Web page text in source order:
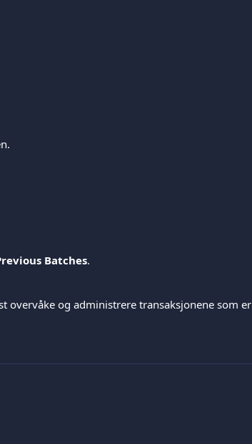
Batches.
overvåke og administrere transaksjonene som er